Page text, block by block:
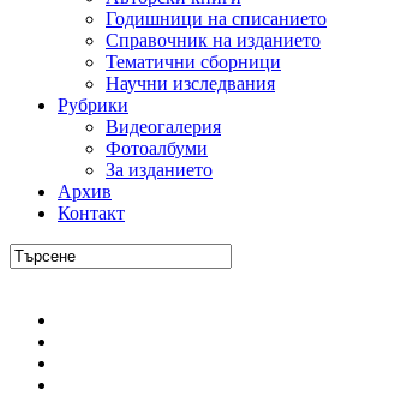
Годишници на списанието
Справочник на изданието
Тематични сборници
Научни изследвания
Рубрики
Видеогалерия
Фотоалбуми
За изданието
Архив
Контакт